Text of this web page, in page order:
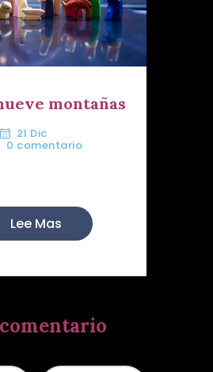
montañas
21 Dic
0 comentario
Lee Mas